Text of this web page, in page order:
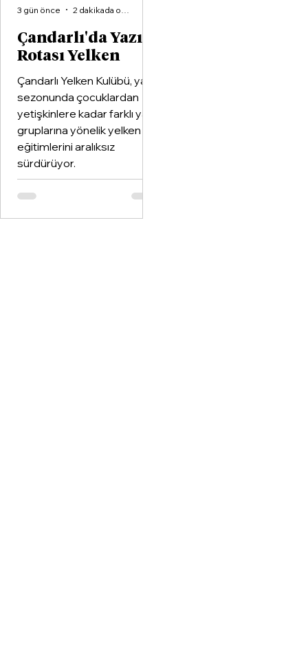
Çandarlı'da Yazın
Rotası Yelken
Çandarlı Yelken Kulübü, yaz
sezonunda çocuklardan
yetişkinlere kadar farklı yaş
gruplarına yönelik yelken
eğitimlerini aralıksız
sürdürüyor.
3 gün önce